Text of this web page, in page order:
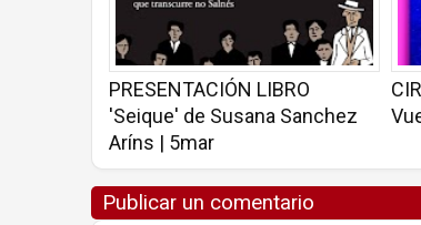
PRESENTACIÓN LIBRO
'Seique' de Susana Sanchez
Aríns | 5mar
Publicar un comentario